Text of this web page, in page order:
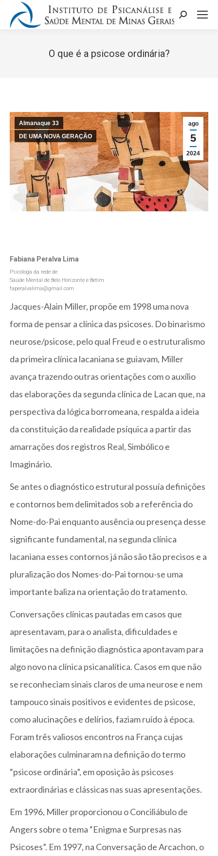
Search:
O que é a psicose ordinária?
ago
5
2024
Almanaque 33
DE UMA NOVA GERAÇÃO
Fabiana Peralva Lima
Psicóloga da rede de
Saúde Mental de Belo Horizonte e Betim
faperalvalima@gmail.com
Jacques-Alain Miller, propõe em 1998 uma nova
forma de pensar a clínica das psicoses. Do binarismo
neurose/psicose, pelo qual Freud e o estruturalismo
da primeira clínica lacaniana se guiavam, Miller
avança trazendo outras orientações com o auxílio
das elaborações da segunda clínica de Lacan que, na
perspectiva da lógica borromeana, respalda a ideia
da constituição da realidade psíquica a partir das
amarrações dos registros Real, Simbólico e
Imaginário.
Se antes o diagnóstico estrutural possuía definições
e contornos bem delimitados sob a referência do
Nome-do-Pai enquanto ausência ou presença desse
significante fundamental, na segunda clínica
lacaniana esses contornos já não são tão precisos e a
pluralização dos Nomes-do-Pai tornou-se uma
importante baliza na orientação do tratamento.
Conversações clínicas pautadas em casos que
apresentavam, para o analista, dificuldades e
limitações na definição diagnóstica apontavam para
algo novo na clínica psicanalítica. Casos em que não
se reconheciam sinais claros de uma neurose e nem
tampouco sinais positivos e evidentes de psicose,
como alucinações e delírios, faziam ruído à época.
Foram três valiosos encontros na França cujas
elaborações culminaram na definição do termo
“psicose ordinária”, em oposição às psicoses
extraordinárias e clássicas nas suas apresentações.
Em 1996, Miller proporcionou o Conciliábulo de
Angers sobre o tema “Enigma e Surpresas nas
Psicoses”. Em 1997, na Conversação de Arcachon, o